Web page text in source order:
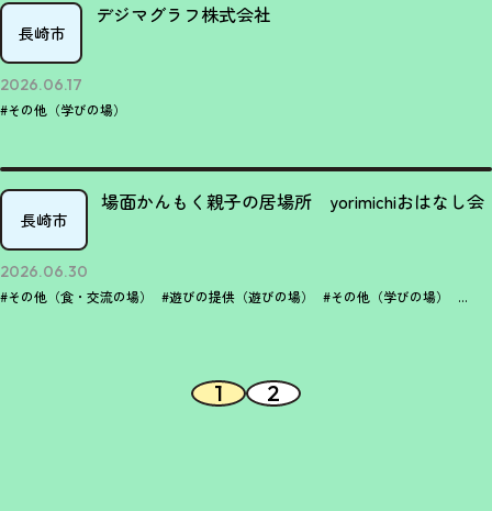
長崎市
デジマグラフ株式会社
2026.06.17
#その他（学びの場）
長崎市
場面かんもく親子の居場所 yorimichiおはなし会
2026.06.30
#その他（食・交流の場） #遊びの提供（遊びの場） #その他（学びの場） ...
1 2